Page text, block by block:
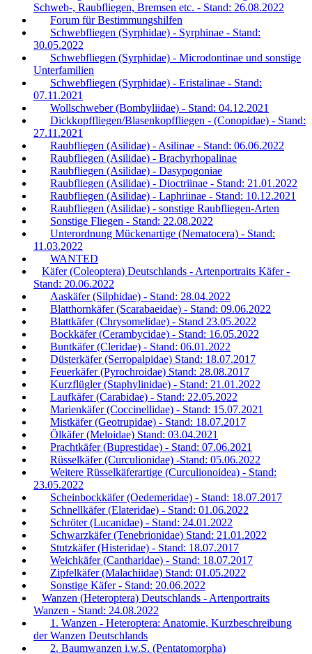
Schweb-, Raubfliegen, Bremsen etc. - Stand: 26.08.2022
Forum für Bestimmungshilfen
Schwebfliegen (Syrphidae) - Syrphinae - Stand:
30.05.2022
Schwebfliegen (Syrphidae) - Microdontinae und sonstige
Unterfamilien
Schwebfliegen (Syrphidae) - Eristalinae - Stand:
07.11.2021
Wollschweber (Bombyliidae) - Stand: 04.12.2021
Dickkopffliegen/Blasenkopffliegen - (Conopidae) - Stand:
27.11.2021
Raubfliegen (Asilidae) - Asilinae - Stand: 06.06.2022
Raubfliegen (Asilidae) - Brachyrhopalinae
Raubfliegen (Asilidae) - Dasypogoniae
Raubfliegen (Asilidae) - Dioctriinae - Stand: 21.01.2022
Raubfliegen (Asilidae) - Laphriinae - Stand: 10.12.2021
Raubfliegen (Asilidae) - sonstige Raubfliegen-Arten
Sonstige Fliegen - Stand: 22.08.2022
Unterordnung Mückenartige (Nematocera) - Stand:
11.03.2022
WANTED
Käfer (Coleoptera) Deutschlands - Artenportraits Käfer -
Stand: 20.06.2022
Aaskäfer (Silphidae) - Stand: 28.04.2022
Blatthornkäfer (Scarabaeidae) - Stand: 09.06.2022
Blattkäfer (Chrysomelidae) - Stand 23.05.2022
Bockkäfer (Cerambycidae) - Stand: 16.05.2022
Buntkäfer (Cleridae) - Stand: 06.01.2022
Düsterkäfer (Serropalpidae) Stand: 18.07.2017
Feuerkäfer (Pyrochroidae) Stand: 28.08.2017
Kurzflügler (Staphylinidae) - Stand: 21.01.2022
Laufkäfer (Carabidae) - Stand: 22.05.2022
Marienkäfer (Coccinellidae) - Stand: 15.07.2021
Mistkäfer (Geotrupidae) - Stand: 18.07.2017
Ölkäfer (Meloidae) Stand: 03.04.2021
Prachtkäfer (Buprestidae) - Stand: 07.06.2021
Rüsselkäfer (Curculionidae) -Stand: 05.06.2022
Weitere Rüsselkäferartige (Curculionoidea) - Stand:
23.05.2022
Scheinbockkäfer (Oedemeridae) - Stand: 18.07.2017
Schnellkäfer (Elateridae) - Stand: 01.06.2022
Schröter (Lucanidae) - Stand: 24.01.2022
Schwarzkäfer (Tenebrionidae) Stand: 21.01.2022
Stutzkäfer (Histeridae) - Stand: 18.07.2017
Weichkäfer (Cantharidae) - Stand: 18.07.2017
Zipfelkäfer (Malachiidae) Stand: 01.05.2022
Sonstige Käfer - Stand: 20.06.2022
Wanzen (Heteroptera) Deutschlands - Artenportraits
Wanzen - Stand: 24.08.2022
1. Wanzen - Heteroptera: Anatomie, Kurzbeschreibung
der Wanzen Deutschlands
2. Baumwanzen i.w.S. (Pentatomorpha)